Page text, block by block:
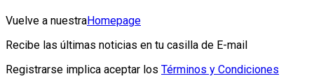
Vuelve a nuestraHomepage
Recibe las últimas noticias en tu casilla de E-mail
Registrarse implica aceptar los Términos y Condiciones